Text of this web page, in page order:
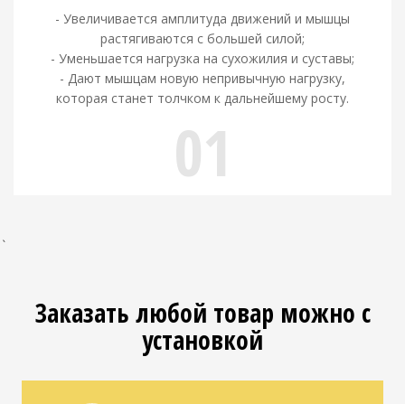
- Увеличивается амплитуда движений и мышцы
растягиваются с большей силой;
- Уменьшается нагрузка на сухожилия и суставы;
- Дают мышцам новую непривычную нагрузку,
которая станет толчком к дальнейшему росту.
01
`
Заказать любой товар можно с
установкой